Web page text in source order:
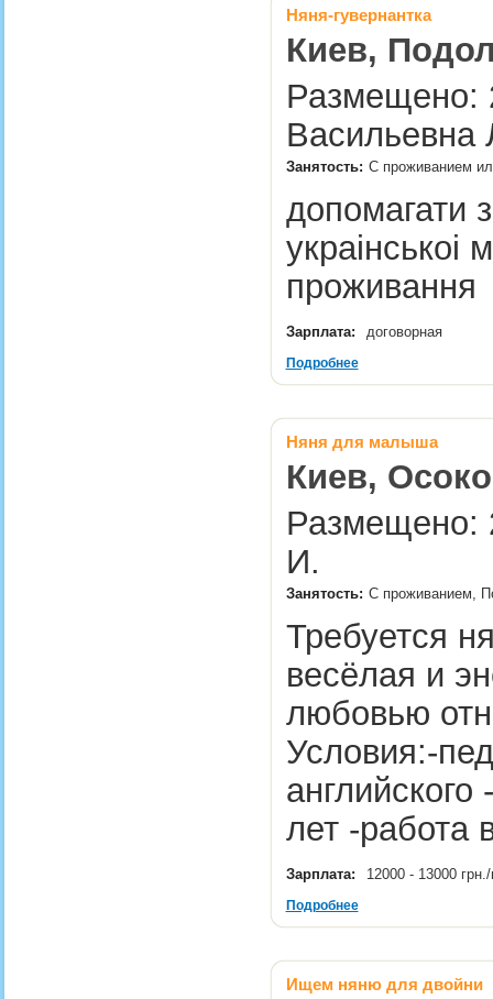
Няня-гувернантка
Киев,
Размещено:
Васильевна
Занятость: С проживанием
допомагати
украінськоі
Зарплата: договорная
Подробнее
Няня для малыша
Киев,
Размещено:
И.
Занятость: С проживанием,
Требуется
весёлая и
любовью
Условия:-
лет -работа
Зарплата: 12000 - 13000
Подробнее
Ищем няню для двойни